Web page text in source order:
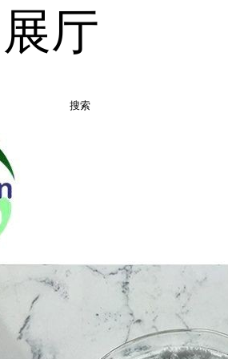
厅
搜索